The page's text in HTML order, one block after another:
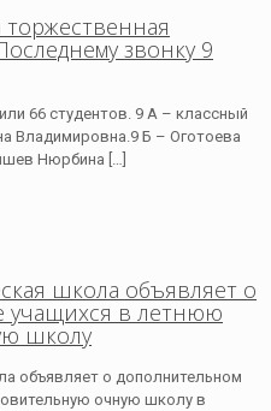
торжественная
звонку 9
66 студентов. 9 А – классный
Владимировна.9 Б – Оготоева
Нюрбина […]
школа объявляет о
учащихся в летнюю
школу
объявляет о дополнительном
очную школу в